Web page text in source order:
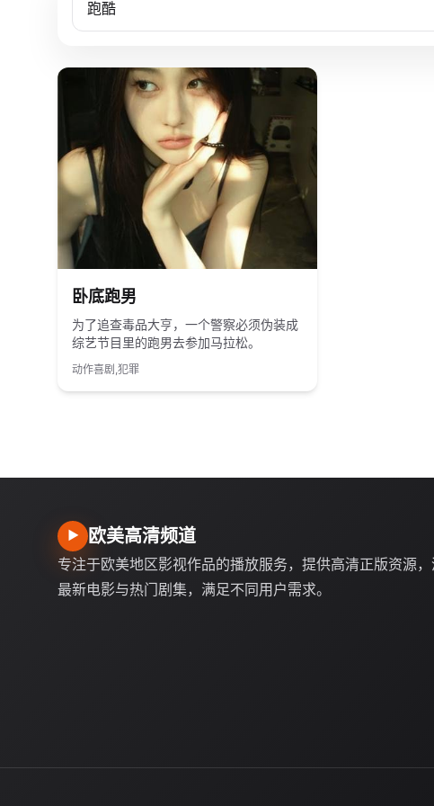
卧底跑男
为了追查毒品大亨，一个警察必须伪装成
综艺节目里的跑男去参加马拉松。
动作喜剧,犯罪
▶ 欧美高清频道
专注于欧美地区影视作品的播放服务，提供高清正版资源，
最新电影与热门剧集，满足不同用户需求。